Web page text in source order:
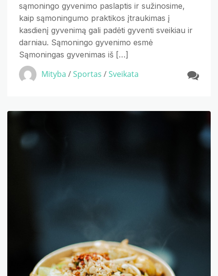
sąmoningo gyvenimo paslaptis ir sužinosime,
kaip sąmoningumo praktikos įtraukimas į
kasdienį gyvenimą gali padėti gyventi sveikiau ir
darniau. Sąmoningo gyvenimo esmė
Sąmoningas gyvenimas iš […]
Mityba /Sportas /Sveikata